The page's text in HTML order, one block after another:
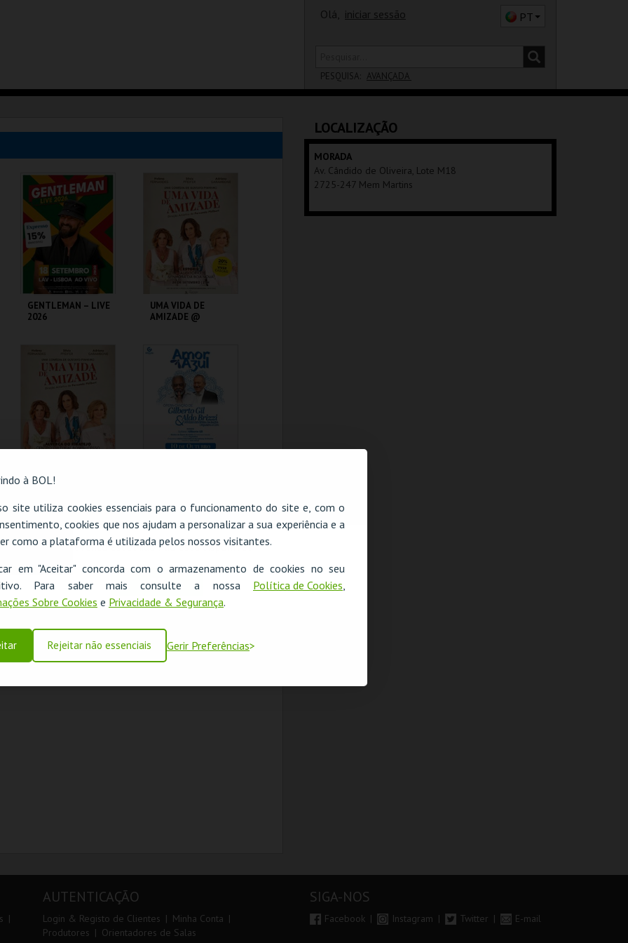
à BOL!
site utiliza cookies essenciais para o funcionamento do site e, com o
cookies que nos ajudam a personalizar a sua experiência e a
como a plataforma é utilizada pelos nossos visitantes.
em "Aceitar" concorda com o armazenamento de cookies no seu
Para saber mais consulte a nossa Política de Cookies
Sobre Cookies e Privacidade & Segurança.
Rejeitar não essenciais Gerir Preferências
Olá, iniciar sessão PT
PESQUISA: AVANÇADA
SALA
GENTLEMAN – LIVE
2026
MAIS INFO
COMPRAR
UMA VIDA DE
AMIZADE @
AUDITÓRIO DA BOA
NOVA
MAIS INFO
COMPRAR
UMA VIDA DE
RIBATEJO
CC DO BOM
MAIS INFO
COMPRAR
COLISEU DE LISBOA
MAIS INFO
COMPRAR
THE SOLOIST OF
WIENER | MOZART
AL BANO | 60 ANOS
DE CARREIRA
LOCALIZAÇÃO
MORADA
Av. Cândido de Oliveira, Lote M18
2725-247 Mem Martins
AUTENTICAÇÃO
Login & Registo de Clientes
Minha Conta
Produtores
Orientadores de Salas
SIGA-NOS
Facebook Instagram Twitter E-mail
O evento escolhido não está disponível
OK